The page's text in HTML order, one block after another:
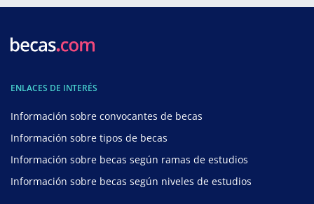
ENLACES DE INTERÉS
Información sobre convocantes de becas
Información sobre tipos de becas
Información sobre becas según ramas de estudios
Información sobre becas según niveles de estudios